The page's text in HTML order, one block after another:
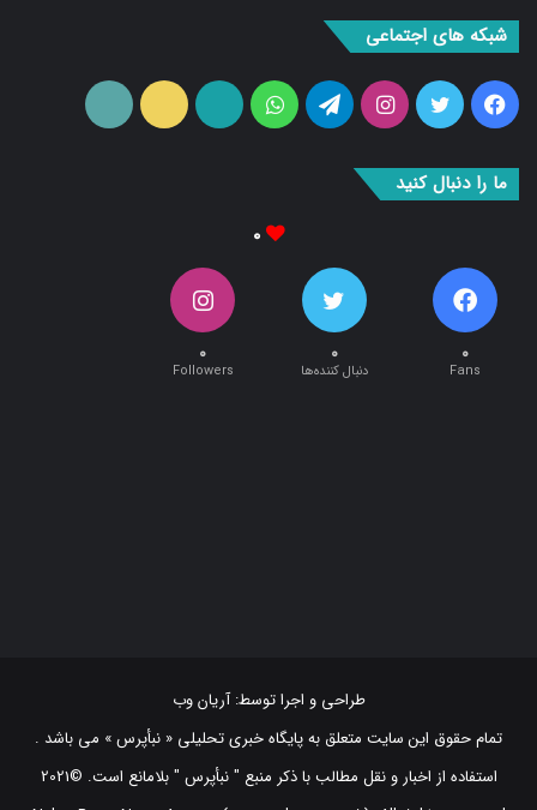
فیس
بوک
توییتراینستاگرامتلگرامواتس
آپ
آپارات ایتا
۰ ۰ ۰
تمام حقوق این سایت متعلق به پایگاه خبری تحلیلی « نبأپرس » می باشد .
استفاده از اخبار و نقل مطالب با ذکر منبع "‌ نبأپرس " بلامانع است. ©2021
NabaaPress News Agency (www.nabaapress.ir). All rights reserved